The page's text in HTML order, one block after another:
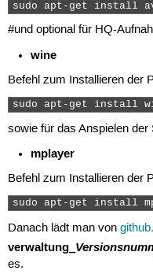
sudo apt-get install
#und optional für HQ-
wine
Befehl zum Installieren der
sudo apt-get install
sowie für das Anspielen der
mplayer
Befehl zum Installieren der
sudo apt-get install
Danach lädt man von
verwaltung_
es.